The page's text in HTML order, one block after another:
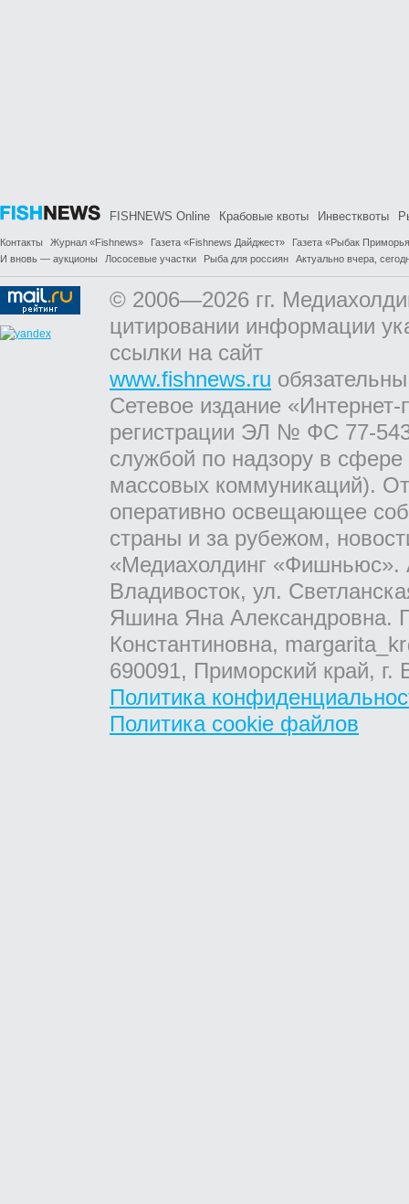
FISHNEWS Online Крабовые квоты Инвестквоты
Контакты Журнал «Fishnews» Газета «Fishnews Дайджест»
Газета «Рыбак
И вновь — аукционы
Лососевые участки Рыба для россиян Актуально вчера,
© 2006—2026 гг.
цитировании информации
ссылки на сайт
www.fishnews.ru
Сетевое издание
регистрации ЭЛ № ФС 77-
службой по надзору в
массовых коммуникаций).
оперативно освещающее
страны и за рубежом,
«Медиахолдинг «Фишньюс».
Владивосток, ул.
Яшина Яна Александровна.
Константиновна,
690091, Приморский край,
Политика
Политика cookie файлов